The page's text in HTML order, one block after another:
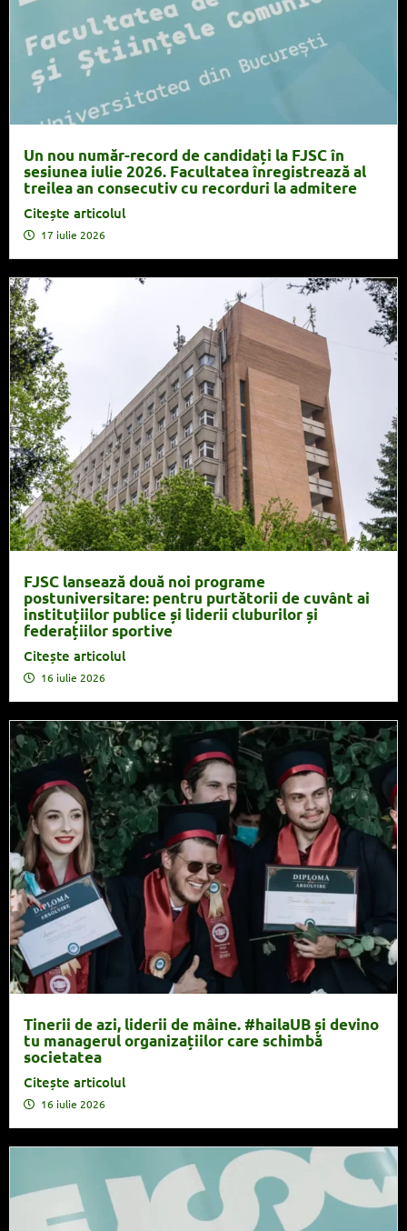
Un nou număr-record de candidați la FJSC în
sesiunea iulie 2026. Facultatea înregistrează al
treilea an consecutiv cu recorduri la admitere
Citește articolul
17 iulie 2026
FJSC lansează două noi programe
postuniversitare: pentru purtătorii de cuvânt ai
instituțiilor publice și liderii cluburilor și
federațiilor sportive
Citește articolul
16 iulie 2026
Tinerii de azi, liderii de mâine. #hailaUB și devino
tu managerul organizațiilor care schimbă
societatea
Citește articolul
16 iulie 2026